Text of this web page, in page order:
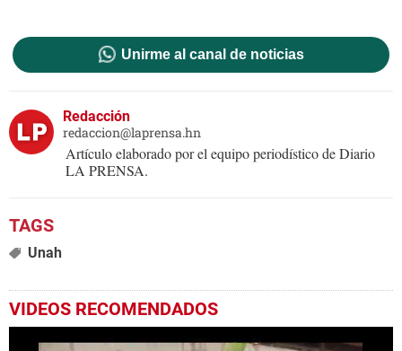
Unirme al canal de noticias
Redacción
redaccion@laprensa.hn
Artículo elaborado por el equipo periodístico de Diario
LA PRENSA.
Unah
VIDEOS RECOMENDADOS